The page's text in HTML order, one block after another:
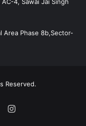
4, Sawai Jai Singh
Area Phase 8b,Sector-
Reserved.
Instagram